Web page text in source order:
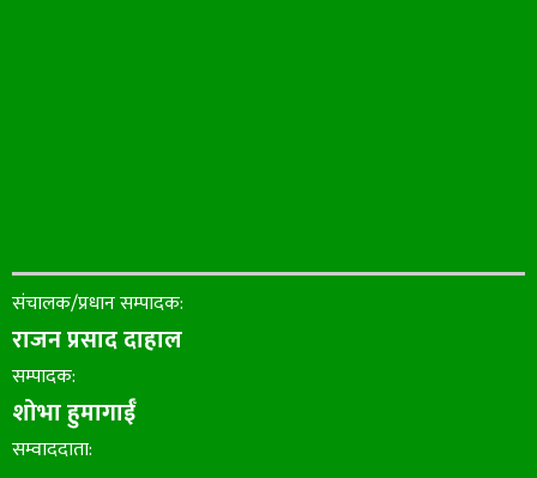
संचालक/प्रधान सम्पादक:
राजन प्रसाद दाहाल
सम्पादक:
शोभा हुमागाईँ
सम्वाददाता: